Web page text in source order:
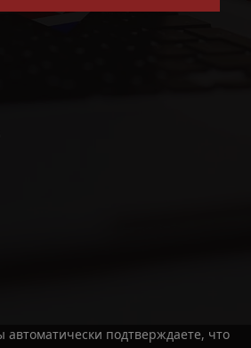
подтверждаете, что